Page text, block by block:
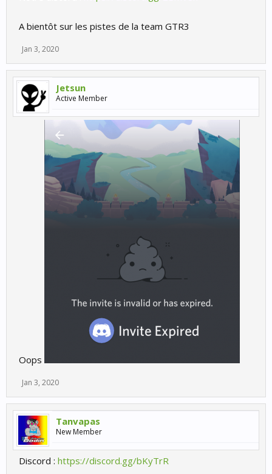
A bientôt sur les pistes de la team GTR3
Jan 3, 2020
Jetsun
Active Member
Oops
Jan 3, 2020
Tanvapas
New Member
Discord : https://discord.gg/bKyTrR